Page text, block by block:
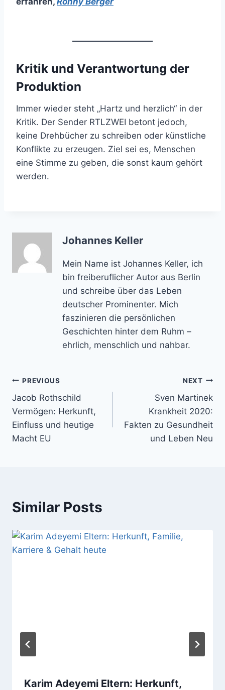
Kritik und Verantwortung der
Produktion
Immer wieder steht „Hartz und herzlich“ in der
Kritik. Der Sender RTLZWEI betont jedoch,
keine Drehbücher zu schreiben oder künstliche
Konflikte zu erzeugen. Ziel sei es, Menschen
eine Stimme zu geben, die sonst kaum gehört
werden.
Johannes Keller
Mein Name ist Johannes Keller, ich
bin freiberuflicher Autor aus Berlin
und schreibe über das Leben
deutscher Prominenter. Mich
faszinieren die persönlichen
Geschichten hinter dem Ruhm –
ehrlich, menschlich und nahbar.
Post
navigation
PREVIOUS
Jacob Rothschild
Vermögen: Herkunft,
Einfluss und heutige
Macht EU
NEXT
Sven Martinek
Krankheit 2020:
Fakten zu Gesundheit
und Leben Neu
Similar Posts
Karim Adeyemi Eltern: Herkunft,